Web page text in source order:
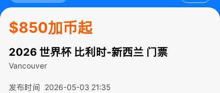
$850加币起
2026 世界杯 比利时-新西兰 门票
Vancouver
发布时间 2026-05-03 21:35